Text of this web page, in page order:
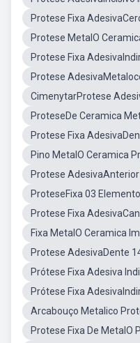
Protese Fixa
Protese MetalO
Protese Fixa
Protese
CimenytarProtese
ProteseDe Ceramica
Protese Fixa
Pino MetalO Ceramica
Protese
ProteseFixa 03
Protese Fixa
Fixa MetalO Ceramica
Protese AdesivaDente
Prótese Fixa Adesiva
Prótese Fixa
Arcabouço Metalico
Protese Fixa De MetalO